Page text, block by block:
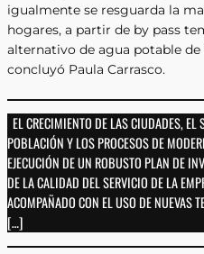
igualmente se resguarda la
hogares, a partir de by pass
alternativo de agua potable de
concluyó Paula Carrasco.
EL CRECIMIENTO DE LAS CIUDADES,
POBLACIÓN Y LOS PROCESOS DE
EJECUCIÓN DE UN ROBUSTO PLAN DE
DE LA CALIDAD DEL SERVICIO DE LA
ACOMPAÑADO CON EL USO DE NUEVAS
[…]